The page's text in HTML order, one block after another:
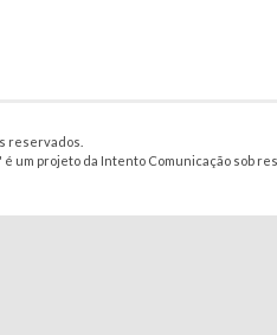
reservados.
um projeto da Intento Comunicação sob